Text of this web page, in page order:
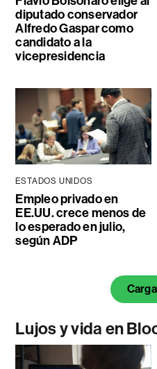
diputado conservador
Alfredo Gaspar como
candidato a la
vicepresidencia
ESTADOS UNIDOS
Empleo privado en
EE.UU. crece menos de
lo esperado en julio,
según ADP
Lujos y vida en